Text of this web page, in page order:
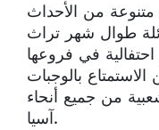
من الأحداث
في فروعها
بالوجبات
من جميع أنحاء
آسيا.